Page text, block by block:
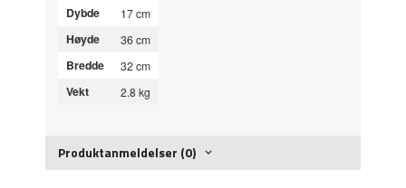
Dybde 17 cm
Høyde 36 cm
Bredde 32 cm
Vekt 2.8 kg
Produktanmeldelser (0)